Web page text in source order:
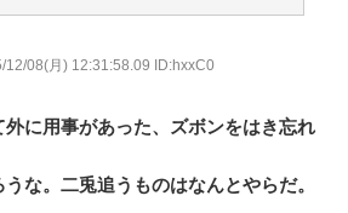
ナムコ決算、プリキュアが前年比大
ローで地上波初放送 二宮和也
10万円以上する時代、年金14万円前
じゃね？ / 5chまとめMAP(総
12/08(月) 12:31:58.09 ID:hxxC0
外に用事があった、ズボンをはき忘れ
な。二兎追うものはなんとやらだ。